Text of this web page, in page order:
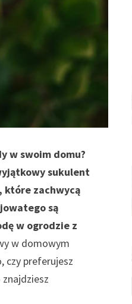
w swoim domu?
sukulent
które zachwycą
są
w ogrodzie z
w domowym
czy preferujesz